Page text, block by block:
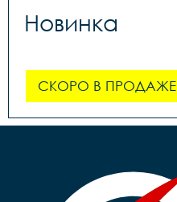
Новинка
СКОРО В ПРОДАЖЕ